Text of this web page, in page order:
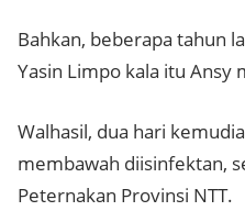
Bahkan, beberapa tahun
Yasin Limpo kala itu Ansy
Walhasil, dua hari
membawah diisinfektan,
Peternakan Provinsi NTT.